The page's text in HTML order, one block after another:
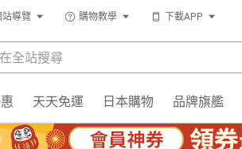
站導覽 購物教學 下載APP
天天免運 日本購物 品牌旗艦